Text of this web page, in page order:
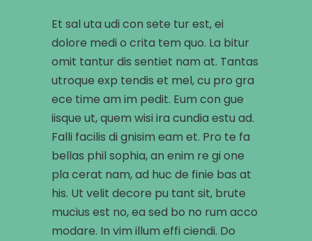
Et sal uta udi con sete tur est, ei
dolore medi o crita tem quo. La bitur
omit tantur dis sentiet nam at. Tantas
utroque exp tendis et mel, cu pro gra
ece time am im pedit. Eum con gue
iisque ut, quem wisi ira cundia estu ad.
Falli facilis di gnisim eam et. Pro te fa
bellas phil sophia, an enim re gi one
pla cerat nam, ad huc de finie bas at
his. Ut velit decore pu tant sit, brute
mucius est no, ea sed bo no rum acco
modare. In vim illum effi ciendi. Do